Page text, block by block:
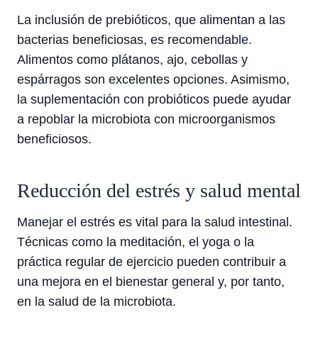
La inclusión de prebióticos, que alimentan a las
bacterias beneficiosas, es recomendable.
Alimentos como plátanos, ajo, cebollas y
espárragos son excelentes opciones. Asimismo,
la suplementación con probióticos puede ayudar
a repoblar la microbiota con microorganismos
beneficiosos.
Reducción del estrés y salud mental
Manejar el estrés es vital para la salud intestinal.
Técnicas como la meditación, el yoga o la
práctica regular de ejercicio pueden contribuir a
una mejora en el bienestar general y, por tanto,
en la salud de la microbiota.